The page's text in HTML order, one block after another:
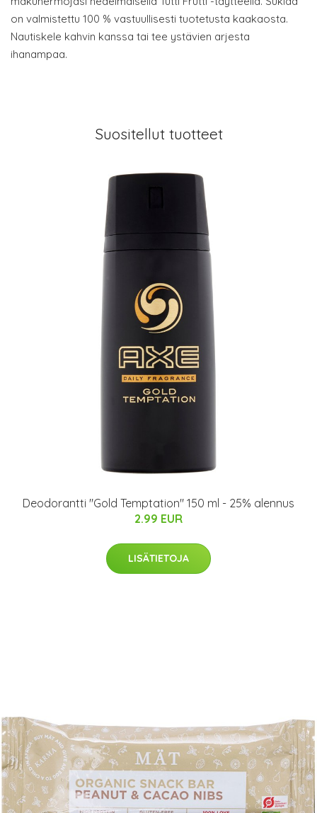
on valmistettu 100 % vastuullisesti tuotetusta kaakaosta.
Nautiskele kahvin kanssa tai tee ystävien arjesta
ihanampaa.
Suositellut tuotteet
Deodorantti "Gold Temptation" 150 ml - 25% alennus
2.99 EUR
LISÄTIETOJA